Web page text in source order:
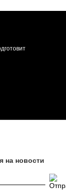
на новости